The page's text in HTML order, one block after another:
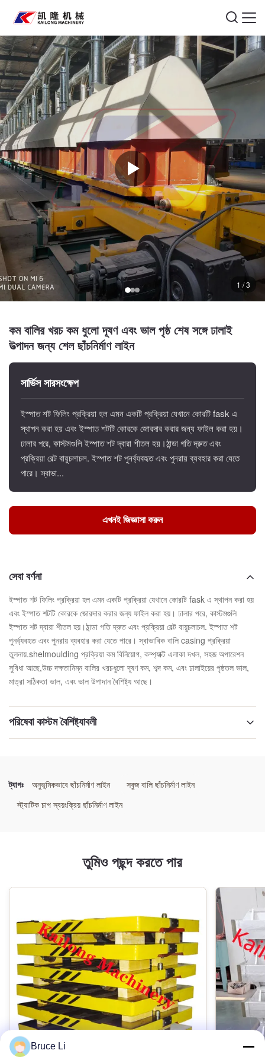
1 / 3
কম বালির খরচ কম ধুলো দূষণ এবং ভাল পৃষ্ঠ শেষ সঙ্গে ঢালাই
উত্পাদন জন্য শেল ছাঁচনির্মাণ লাইন
সার্ভিস সারসংক্ষেপ
ইস্পাত শট ফিলিং প্রক্রিয়া হল এমন একটি প্রক্রিয়া যেখানে কোরটি fask এ
স্থাপন করা হয় এবং ইস্পাত শটটি কোরকে জোরদার করার জন্য ফাইল করা হয়।
ঢালার পরে, কাস্টমগুলি ইস্পাত শট দ্বারা শীতল হয়।ঠান্ডা গতি দ্রুত এবং
প্রক্রিয়া বেল্ট বায়ুচলাচল. ইস্পাত শট পুনর্ব্যবহৃত এবং পুনরায় ব্যবহার করা যেতে
পারে। স্বাভা...
এখনই জিজ্ঞাসা করুন
সেবা বর্ণনা
ইস্পাত শট ফিলিং প্রক্রিয়া হল এমন একটি প্রক্রিয়া যেখানে কোরটি fask এ স্থাপন করা হয়
এবং ইস্পাত শটটি কোরকে জোরদার করার জন্য ফাইল করা হয়। ঢালার পরে, কাস্টমগুলি
ইস্পাত শট দ্বারা শীতল হয়।ঠান্ডা গতি দ্রুত এবং প্রক্রিয়া বেল্ট বায়ুচলাচল. ইস্পাত শট
পুনর্ব্যবহৃত এবং পুনরায় ব্যবহার করা যেতে পারে। স্বাভাবিক বালি casing প্রক্রিয়া
তুলনায়.shelmoulding প্রক্রিয়া কম বিনিয়োগ, কম্প্যাক্ট এলাকা দখল, সহজ অপারেশন
সুবিধা আছে,উচ্চ দক্ষতানিম্ন বালির খরচধুলো দূষণ কম, শব্দ কম, এবং ঢালাইয়ের পৃষ্ঠতল ভাল,
মাত্রা সঠিকতা ভাল, এবং ভাল উপাদান বৈশিষ্ট্য আছে।
পরিষেবা কাস্টম বৈশিষ্ট্যাবলী
নিম্ন খরচ শেল ছাঁচনির্মাণ লাইন
ট্যাগঃ অনুভূমিকভাবে ছাঁচনির্মাণ লাইন
সবুজ বালি ছাঁচনির্মাণ লাইন
স্ট্যাটিক চাপ স্বয়ংক্রিয় ছাঁচনির্মাণ লাইন
তুমিও পছন্দ করতে পার
Bruce Li